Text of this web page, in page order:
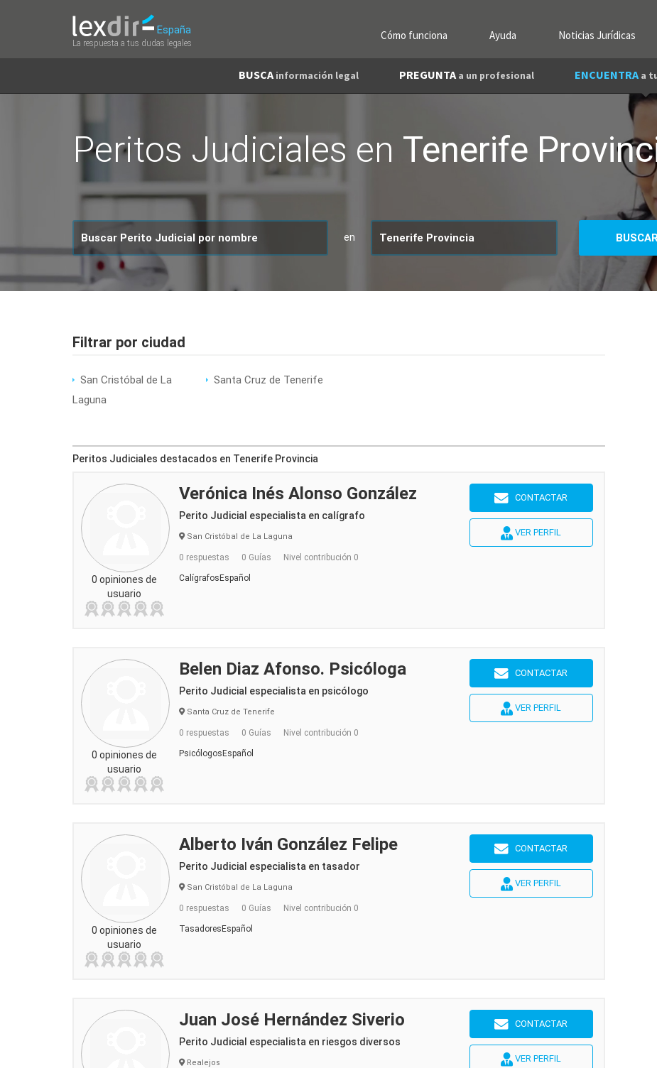
España
La respuesta a tus dudas legales
Cómo funciona Ayuda Noticias Jurídicas
BUSCA información legal PREGUNTA a un profesional ENCUENTRA a
Peritos Judiciales en Tenerife
en
Filtrar por ciudad
San Cristóbal de La
Laguna
Santa Cruz de Tenerife
Peritos Judiciales destacados en Tenerife Provincia
0 opiniones de
usuario
Verónica Inés Alonso González
Perito Judicial especialista en calígrafo
San Cristóbal de La Laguna
0 respuestas 0 Guías Nivel contribución 0
CalígrafosEspañol
CONTACTAR
VER PERFIL
0 opiniones de
usuario
Belen Diaz Afonso. Psicóloga
Perito Judicial especialista en psicólogo
Santa Cruz de Tenerife
0 respuestas 0 Guías Nivel contribución 0
PsicólogosEspañol
CONTACTAR
VER PERFIL
0 opiniones de
usuario
Alberto Iván González Felipe
Perito Judicial especialista en tasador
San Cristóbal de La Laguna
0 respuestas 0 Guías Nivel contribución 0
TasadoresEspañol
CONTACTAR
VER PERFIL
Juan José Hernández Siverio
Perito Judicial especialista en riesgos diversos
Realejos
CONTACTAR
VER PERFIL